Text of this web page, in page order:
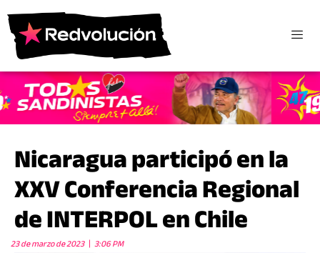
Nicaragua participó en la
XXV Conferencia Regional
de INTERPOL en Chile
23 de marzo de 2023 3:06 PM